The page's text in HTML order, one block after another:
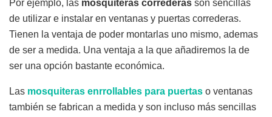
Por ejemplo, las mosquiteras correderas son sencillas
de utilizar e instalar en ventanas y puertas correderas.
Tienen la ventaja de poder montarlas uno mismo, ademas
de ser a medida. Una ventaja a la que añadiremos la de
ser una opción bastante económica.
Las mosquiteras enrrollables para puertas o ventanas
también se fabrican a medida y son incluso más sencillas